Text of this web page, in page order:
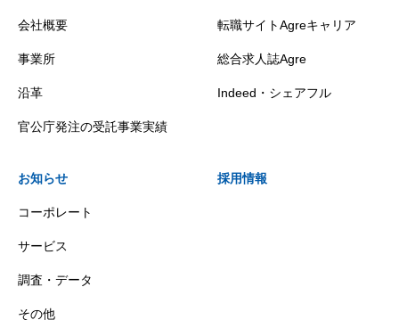
会社概要
事業所
沿革
官公庁発注の受託事業実績
転職サイトAgreキャリア
総合求人誌Agre
Indeed・シェアフル
お知らせ
コーポレート
サービス
調査・データ
その他
採用情報